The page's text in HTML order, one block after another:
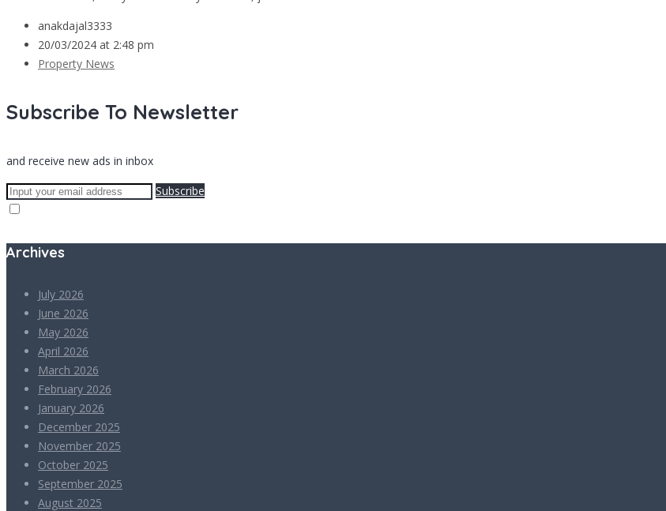
anakdajal3333
20/03/2024 at 2:48 pm
Property News
Subscribe To Newsletter
and receive new ads in inbox
Subscribe
Archives
July 2026
June 2026
May 2026
April 2026
March 2026
February 2026
January 2026
December 2025
November 2025
October 2025
September 2025
August 2025